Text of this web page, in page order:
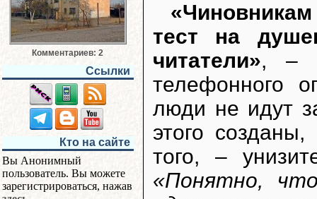
Комментариев: 2
Ссылки
Кто на сайте
Вы Анонимный
пользователь. Вы можете
зарегистрироваться, нажав
тест на
читатели», –
телефонного
люди не идут
этого
того, –
«Понятно,